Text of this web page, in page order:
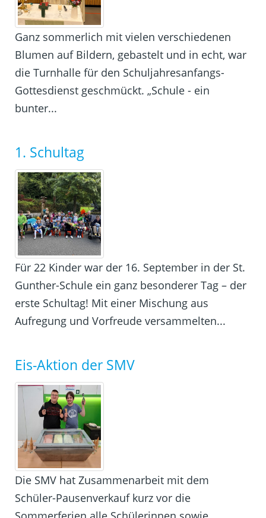
Ganz sommerlich mit vielen verschiedenen
Blumen auf Bildern, gebastelt und in echt, war
die Turnhalle für den Schuljahresanfangs-
Gottesdienst geschmückt. „Schule - ein
bunter...
1. Schultag
Für 22 Kinder war der 16. September in der St.
Gunther-Schule ein ganz besonderer Tag – der
erste Schultag! Mit einer Mischung aus
Aufregung und Vorfreude versammelten...
Eis-Aktion der SMV
Die SMV hat Zusammenarbeit mit dem
Schüler-Pausenverkauf kurz vor die